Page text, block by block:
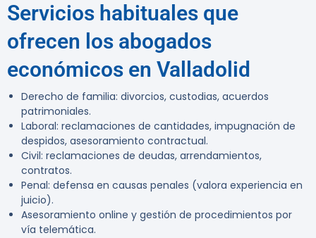
Servicios habituales que
ofrecen los abogados
económicos en Valladolid
Derecho de familia: divorcios, custodias, acuerdos
patrimoniales.
Laboral: reclamaciones de cantidades, impugnación de
despidos, asesoramiento contractual.
Civil: reclamaciones de deudas, arrendamientos,
contratos.
Penal: defensa en causas penales (valora experiencia en
juicio).
Asesoramiento online y gestión de procedimientos por
vía telemática.